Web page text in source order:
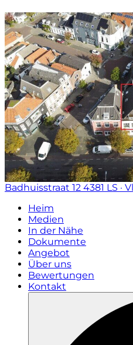
Badhuisstraat 12 4381 LS ·
Heim
Medien
In der Nähe
Dokumente
Angebot
Über uns
Bewertungen
Kontakt